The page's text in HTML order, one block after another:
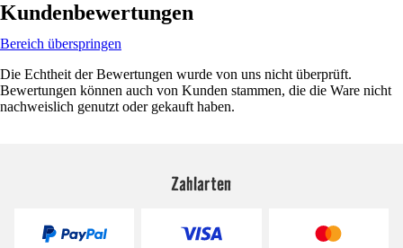
Kundenbewertungen
Bereich überspringen
Die Echtheit der Bewertungen wurde von uns nicht überprüft.
Bewertungen können auch von Kunden stammen, die die Ware nicht
nachweislich genutzt oder gekauft haben.
Zahlarten